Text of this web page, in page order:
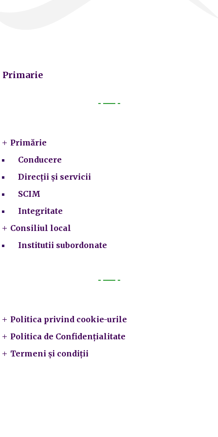
Primarie
Primărie
Conducere
Direcții și servicii
SCIM
Integritate
Consiliul local
Institutii subordonate
Politica privind cookie-urile
Politica de Confidențialitate
Termeni și condiții